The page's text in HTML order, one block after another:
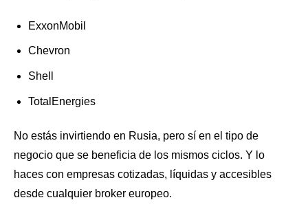
ExxonMobil
Chevron
Shell
TotalEnergies
No estás invirtiendo en Rusia, pero sí en el tipo de
negocio que se beneficia de los mismos ciclos. Y lo
haces con empresas cotizadas, líquidas y accesibles
desde cualquier broker europeo.